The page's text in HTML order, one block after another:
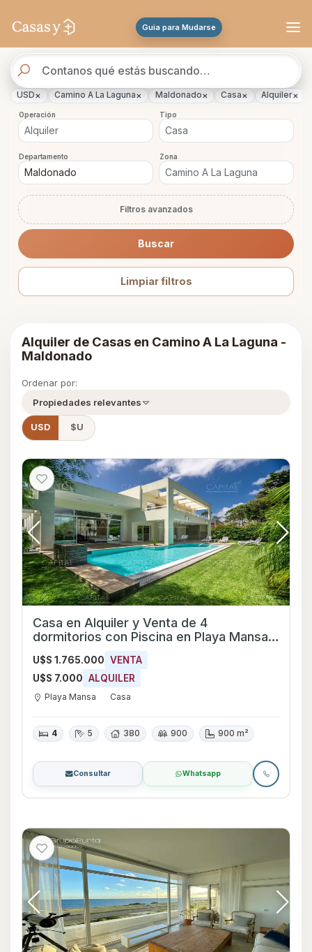
Guia para Mudarse
de
propiedades
USD× Camino A La Laguna× Maldonado× Casa× Alquiler×
Operación Tipo
Departamento Zona
Filtros avanzados
Buscar
Limpiar filtros
Alquiler de Casas en Camino A La Laguna -
Maldonado
Ordenar por:
Propiedades relevantes
USD $U
Casa en Alquiler y Venta de 4
dormitorios con Piscina en Playa Mansa,
U$S 1.765.000 VENTA
U$S 7.000 ALQUILER
Playa Mansa Casa
4 5 380 900 900 m²
Consultar Whatsapp